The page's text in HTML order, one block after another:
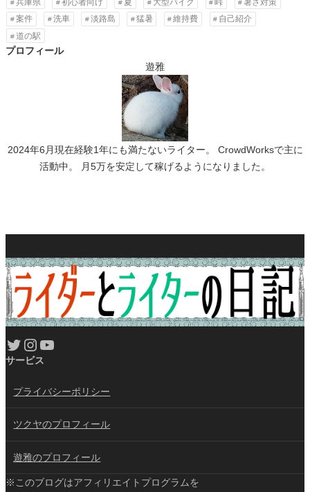
案件
洗車 淡路島 猛暑 維持費
自己紹介
道の駅
プロフィール
遊雅
2024年6月現在経験1年にも満たないライター。 CrowdWorksで主に
活動中。 月5万を安定して稼げるようになりました。
Twitter Instagram YouTube
サービス
プライバシーポリシー
ツクヤのプロフィール
遊雅のプロフィール
※このブログはアフィリエイトプログラムを